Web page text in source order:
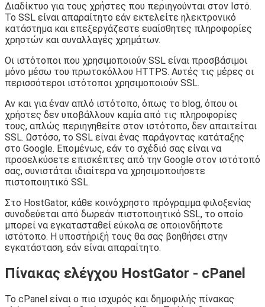
Διαδίκτυο για τους χρήστες που περιηγούνται στον Ιστό.
Το SSL είναι απαραίτητο εάν εκτελείτε ηλεκτρονικό
κατάστημα και επεξεργάζεστε ευαίσθητες πληροφορίες
χρηστών και συναλλαγές χρημάτων.
Οι ιστότοποι που χρησιμοποιούν SSL είναι προσβάσιμοι
μόνο μέσω του πρωτοκόλλου HTTPS. Αυτές τις μέρες οι
περισσότεροι ιστότοποι χρησιμοποιούν SSL.
Αν και για έναν απλό ιστότοπο, όπως το blog, όπου οι
χρήστες δεν υποβάλλουν καμία από τις πληροφορίες
τους, απλώς περιηγηθείτε στον ιστότοπο, δεν απαιτείται
SSL. Ωστόσο, το SSL είναι ένας παράγοντας κατάταξης
στο Google. Επομένως, εάν το σχέδιό σας είναι να
προσελκύσετε επισκέπτες από την Google στον ιστότοπό
σας, συνιστάται ιδιαίτερα να χρησιμοποιήσετε
πιστοποιητικό SSL.
Στο HostGator, κάθε κοινόχρηστο πρόγραμμα φιλοξενίας
συνοδεύεται από δωρεάν πιστοποιητικό SSL, το οποίο
μπορεί να εγκατασταθεί εύκολα σε οποιονδήποτε
ιστότοπο. Η υποστήριξή τους θα σας βοηθήσει στην
εγκατάσταση, εάν είναι απαραίτητο.
Πίνακας ελέγχου HostGator - cPanel
Το cPanel είναι ο πιο ισχυρός και δημοφιλής πίνακας